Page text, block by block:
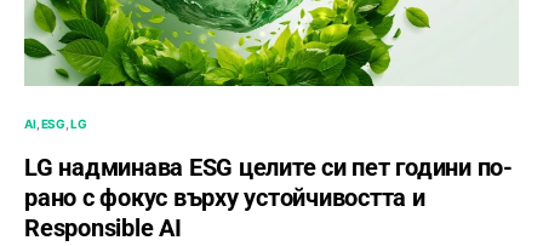
AI ESG LG
LG надминава ESG целите си пет години по-
рано с фокус върху устойчивостта и
Responsible AI